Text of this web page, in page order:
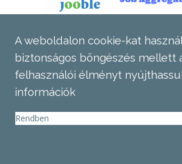
A weboldalon cookie-kat
biztonságos böngészés mellett
felhasználói élményt
információk
Rendben